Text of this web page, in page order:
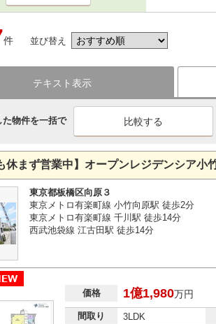
件 並び替え
テキスト表示
た物件を一括で
休まず営業中】オープンレジデンシア小
東京都板橋区向原３
東京メトロ有楽町線 小竹向原駅 徒歩2分
東京メトロ有楽町線 千川駅 徒歩14分
西武池袋線 江古田駅 徒歩14分
価格 1億1,980万円
間取り 3LDK